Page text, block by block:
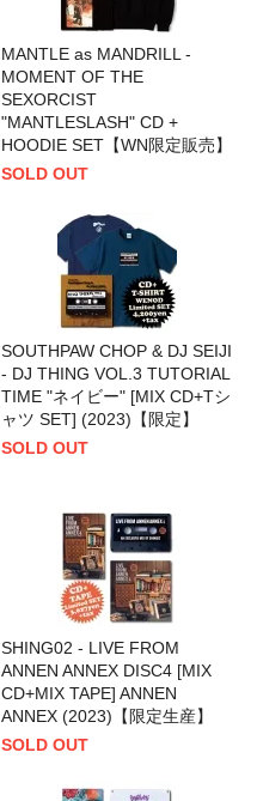
MANTLE as MANDRILL -
MOMENT OF THE
SEXORCIST
"MANTLESLASH" CD +
HOODIE SET【WN限定販売】
SOLD OUT
SOUTHPAW CHOP & DJ SEIJI
- DJ THING VOL.3 TUTORIAL
TIME "ネイビー" [MIX CD+Tシ
ャツ SET] (2023)【限定】
SOLD OUT
SHING02 - LIVE FROM
ANNEN ANNEX DISC4 [MIX
CD+MIX TAPE] ANNEN
ANNEX (2023)【限定生産】
SOLD OUT